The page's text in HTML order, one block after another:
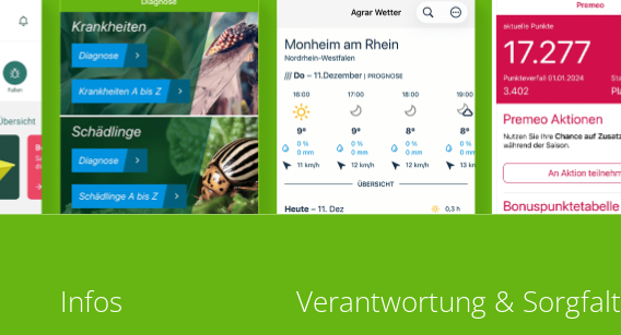
Infos Verantwortung & Sorgfalt